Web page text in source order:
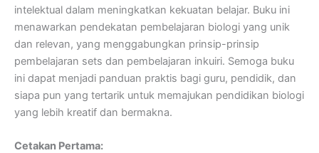
intelektual dalam meningkatkan kekuatan belajar. Buku ini
menawarkan pendekatan pembelajaran biologi yang unik
dan relevan, yang menggabungkan prinsip-prinsip
pembelajaran sets dan pembelajaran inkuiri. Semoga buku
ini dapat menjadi panduan praktis bagi guru, pendidik, dan
siapa pun yang tertarik untuk memajukan pendidikan biologi
yang lebih kreatif dan bermakna.
Cetakan Pertama: